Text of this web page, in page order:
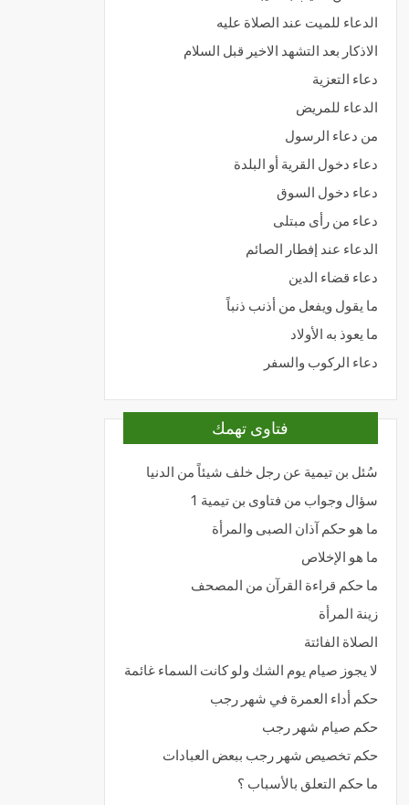
الدعاء للميت عند الصلاة عليه
الاذكار بعد التشهد الاخير قبل السلام
دعاء التعزية
الدعاء للمريض
من دعاء الرسول
دعاء دخول القرية أو البلدة
دعاء دخول السوق
دعاء من رأى مبتلى
الدعاء عند إفطار الصائم
دعاء قضاء الدين
ما يقول ويفعل من أذنب ذنباً
ما يعوذ به الأولاد
دعاء الركوب والسفر
فتاوى تهمك
سُئل بن تيمية عن رجل خلف شيئاً من الدنيا
سؤال وجواب من فتاوى بن تيمية 1
ما هو حكم آذان الصبى والمرأة
ما هو الإخلاص
ما حكم قراءة القرآن من المصحف
زينة المرأة
الصلاة الفائتة
لا يجوز صيام يوم الشك ولو كانت السماء غائمة
حكم أداء العمرة في شهر رجب
حكم صيام شهر رجب
حكم تخصيص شهر رجب ببعض العبادات
ما حكم التعلق بالأسباب ؟